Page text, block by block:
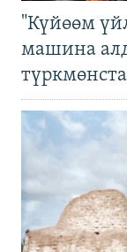
"Күйөөм
машина